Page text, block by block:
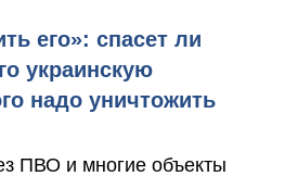
его»: спасет ли
украинскую
надо уничтожить
ПВО и многие объекты